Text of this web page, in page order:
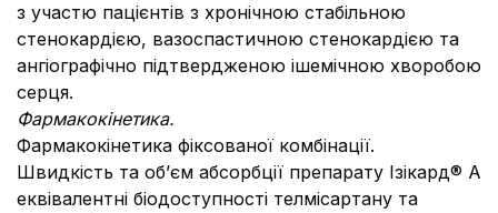
з участю пацієнтів з хронічною стабільною
стенокардією, вазоспастичною стенокардією та
ангіографічно підтвердженою ішемічною хворобою
серця.
Фармакокінетика.
Фармакокінетика фіксованої комбінації.
Швидкість та обʼєм абсорбції препарату Ізікард® А
еквівалентні біодоступності телмісартану та